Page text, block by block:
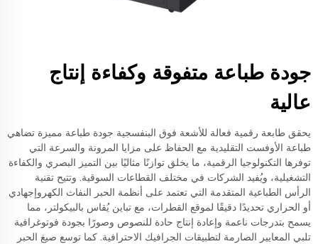
جودة طباعة متفوقة وكفاءة إنتاج
عالية
يحقق طابعة رقمية فعالة للأشعة فوق البنفسجية جودة طباعة مميزة تضاهي
طباعة الأوفست التقليدية مع الحفاظ على مزايا المرونة والسرعة التي
توفرها التكنولوجيا الرقمية، ما يخلق توازنًا مثاليًا بين التميز البصري والكفاءة
التشغيلية، ويُفيد الشركات في مختلف القطاعات السوقية. وتتيح تقنية
الرأس الطباعية المتقدمة التي تعتمد على أنظمة الحبر النفاث الكهروإجهادي
أو الحراري تحديدًا دقيقًا لموقع القطرات، مع تباين يُقاس بالبيكولتر، مما
يسمح بتدرجات ناعمة وإعادة إنتاج حادة للنصوص وصورًا بجودة فوتوغرافية
تلبي المعايير الصارمة لتطبيقات الجرافيك الاحترافية. كما توسع صيغ الحبر